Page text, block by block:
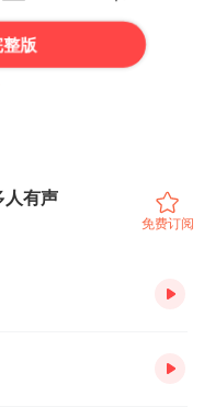
版
人有声
免费订阅